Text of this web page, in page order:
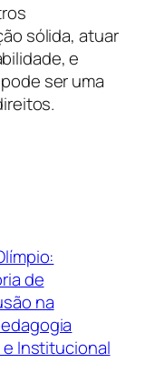
sólida, atuar
e
ser uma
de
na
e Institucional